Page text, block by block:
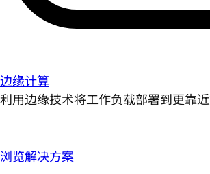
边缘计算
利用边缘技术将工作负载部署到更靠近
浏览解决方案